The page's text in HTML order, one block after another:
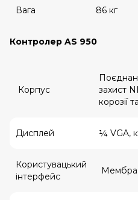
Вага 86 кг
Контролер AS 950
Корпус
захист
корозії
Дисплей ¼ VGA,
Користувацький
інтерфейс